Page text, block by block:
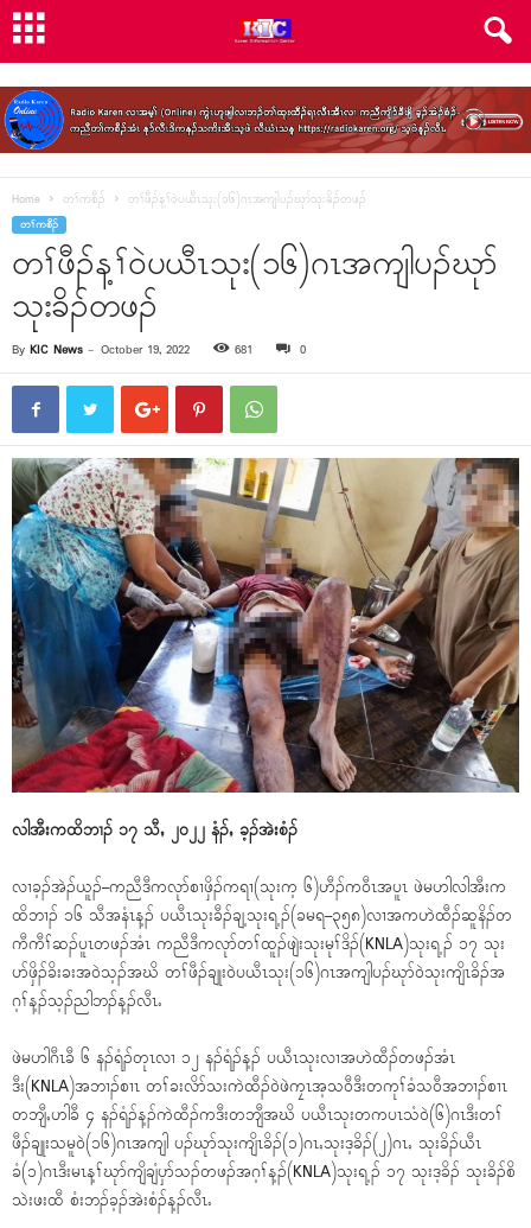
Home တၢ်ကစီၣ် တၢ်ဖီၣ်န့ၢ်၀ဲပယီၤသုး(၁၆)ဂၤအကျါပၣ်ဃုာ်သုးခိၣ်တဖၣ်
တၢ်ကစီၣ်
တၢ်ဖီၣ်န့ၢ်၀ဲပယီၤသုး(၁၆)ဂၤအကျါပၣ်ဃုာ်
သုးခိၣ်တဖၣ်
By KIC News - October 19, 2022 681 0
လါအီးကထိဘၢၣ် ၁၇ သီႇ ၂၀၂၂ နံၣ်ႇ ခ့ၣ်အဲးစံၣ်
လၢခ့ၣ်အဲၣ်ယူၣ်–ကညီဒီကလုာ်စၢဖှိၣ်ကရၢ(သုးက့ ၆)ဟီၣ်က၀ီၤအပူၤ ဖဲမဟါလါအီးက
ထိဘၢၣ် ၁၆ သီအနံၤန့ၣ် ပယီၤသုးခီၣ်ချ့သုးရ့ၣ်(ခမရ–၃၅၈)လၢအကဟဲထီၣ်ဆူနိၣ်တ
ကီကီၢ်ဆၣ်ပူၤတဖၣ်အံၤ ကညီဒီကလုာ်တၢ်ထူၣ်ဖျဲးသုးမုၢ်ဒိၣ်(KNLA)သုးရ့ၣ် ၁၇ သုး
ပာ်ဖှိၣ်ခိးခးအ၀ဲသ့ၣ်အဃိ တၢ်ဖီၣ်ချုး၀ဲပယီၤသုး(၁၆)ဂၤအကျါပၣ်ဃုာ်၀ဲသုးကျိၤခိၣ်အ
ဂ့ၢ်န့ၣ်သ့ၣ်ညါဘၣ်န့ၣ်လီၤႉ
ဖဲမဟါဂီၤခီ ၆ နၣ်ရံၣ်တုၤလၢ ၁၂ နၣ်ရံၣ်န့ၣ် ပယီၤသုးလၢအဟဲထီၣ်တဖၣ်အံၤ
ဒီး(KNLA)အဘၢၣ်စၢၤ တၢ်ခးလိာ်သးကဲထီၣ်၀ဲဖဲကၠၤအ့သ၀ီဒီးတကုၢ်ခံသ၀ီအဘၢၣ်စၢၤ
တဘျီႇဟါခီ ၄ နၣ်ရံၣ်န့ၣ်ကဲထီၣ်ကဒီးတဘျီအဃိ ပယီၤသုးတကပၤသံ၀ဲ(၆)ဂၤဒီးတၢ်
ဖီၣ်ချုးသမူ၀ဲ(၁၆)ဂၤအကျါ ပၣ်ဃုာ်သုးကျိၤခိၣ်(၁)ဂၤႇသုးဒ့ခိၣ်(၂)ဂၤႇ သုးခိၣ်ယီၤ
ခံ(၁)ဂၤဒီးမၤန့ၢ်ဃုာ်ကျိချံၦာ်သၣ်တဖၣ်အဂ့ၢ်န့ၣ်(KNLA)သုးရ့ၣ် ၁၇ သုးဒ့ခိၣ် သုးခိၣ်စိ
သဲးဖးထီ စံးဘၣ်ခ့ၣ်အဲးစံၣ်န့ၣ်လီၤႉ